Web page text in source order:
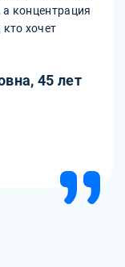
концентрация
хочет
45 лет